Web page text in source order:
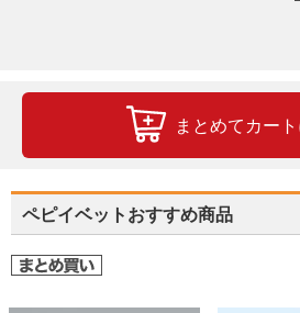
まとめてカー
ペピイベットおすすめ商品